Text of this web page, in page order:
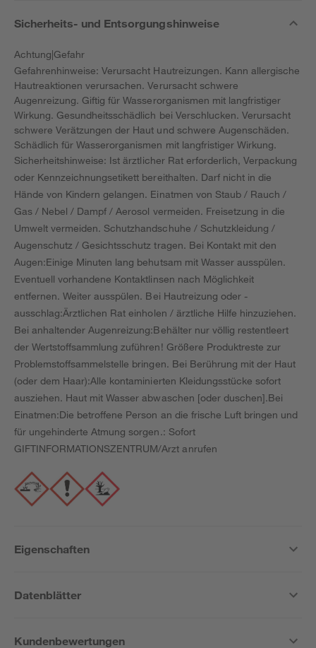
Sicherheits- und Entsorgungshinweise
Achtung|Gefahr
Gefahrenhinweise: Verursacht Hautreizungen. Kann allergische
Hautreaktionen verursachen. Verursacht schwere
Augenreizung. Giftig für Wasserorganismen mit langfristiger
Wirkung. Gesundheitsschädlich bei Verschlucken. Verursacht
schwere Verätzungen der Haut und schwere Augenschäden.
Schädlich für Wasserorganismen mit langfristiger Wirkung.
Sicherheitshinweise: Ist ärztlicher Rat erforderlich, Verpackung
oder Kennzeichnungsetikett bereithalten. Darf nicht in die
Hände von Kindern gelangen. Einatmen von Staub / Rauch /
Gas / Nebel / Dampf / Aerosol vermeiden. Freisetzung in die
Umwelt vermeiden. Schutzhandschuhe / Schutzkleidung /
Augenschutz / Gesichtsschutz tragen. Bei Kontakt mit den
Augen:Einige Minuten lang behutsam mit Wasser ausspülen.
Eventuell vorhandene Kontaktlinsen nach Möglichkeit
entfernen. Weiter ausspülen. Bei Hautreizung oder -
ausschlag:Ärztlichen Rat einholen / ärztliche Hilfe hinzuziehen.
Bei anhaltender Augenreizung:Behälter nur völlig restentleert
der Wertstoffsammlung zuführen! Größere Produktreste zur
Problemstoffsammelstelle bringen. Bei Berührung mit der Haut
(oder dem Haar):Alle kontaminierten Kleidungsstücke sofort
ausziehen. Haut mit Wasser abwaschen [oder duschen].Bei
Einatmen:Die betroffene Person an die frische Luft bringen und
für ungehinderte Atmung sorgen.: Sofort
GIFTINFORMATIONSZENTRUM/Arzt anrufen
Eigenschaften
Datenblätter
Kundenbewertungen